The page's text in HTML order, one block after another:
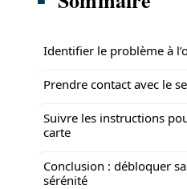
Identifier le problème à
Prendre contact avec le
Suivre les instructions
carte
Conclusion : débloquer
sérénité